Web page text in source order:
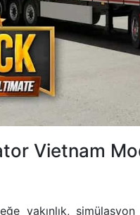
Vietnam
yakınlık,